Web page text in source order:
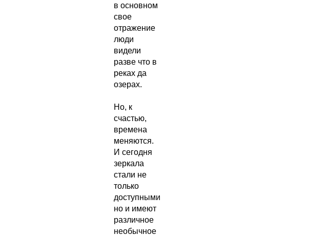
в основном
свое
отражение
люди
видели
разве что в
реках да
озерах.
Но, к
счастью,
времена
меняются.
И сегодня
зеркала
стали не
только
доступными,
но и имеют
различное
необычное